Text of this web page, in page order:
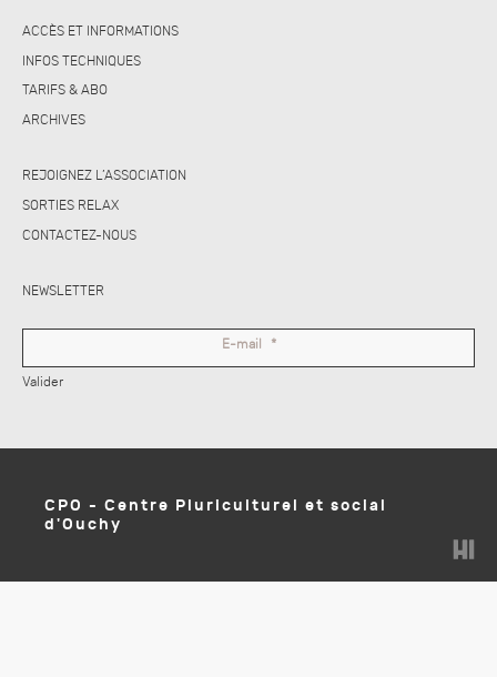
ACCÈS ET INFORMATIONS
INFOS TECHNIQUES
TARIFS & ABO
ARCHIVES
REJOIGNEZ L’ASSOCIATION
SORTIES RELAX
CONTACTEZ-NOUS
NEWSLETTER
E-mail *
Valider
CPO - Centre Pluriculturel et social
d'Ouchy